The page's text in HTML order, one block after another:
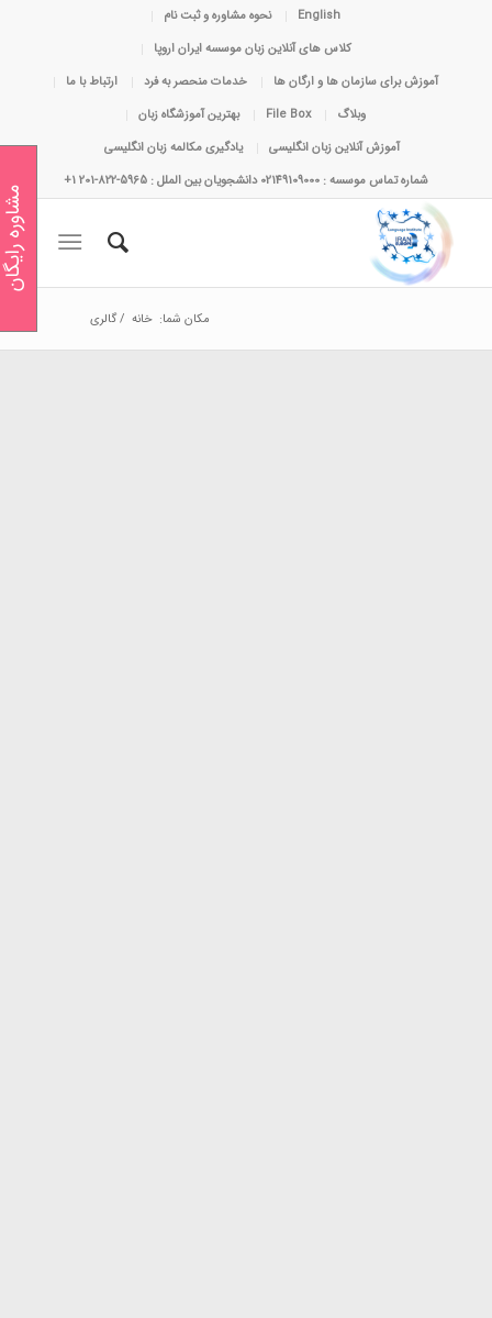
English
نحوه مشاوره و ثبت نام
کلاس های آنلاین زبان موسسه ایران اروپا
آموزش برای سازمان ها و ارگان ها
خدمات منحصر به فرد
ارتباط با ما
وبلاگ
File Box
بهترین آموزشگاه زبان
آموزش آنلاین زبان انگلیسی
یادگیری مکالمه زبان انگلیسی
شماره تماس موسسه : 02149109000 دانشجویان بین الملل : 5965-822-201 1+
مکان شما: خانه /گالری